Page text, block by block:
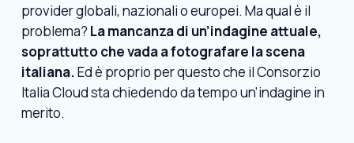
provider globali, nazionali o europei. Ma qual è il
problema? La mancanza di un’indagine attuale,
soprattutto che vada a fotografare la scena
italiana.Ed è proprio per questo che ilConsorzio
Italia Cloudsta chiedendo da tempo un’indagine in
merito.